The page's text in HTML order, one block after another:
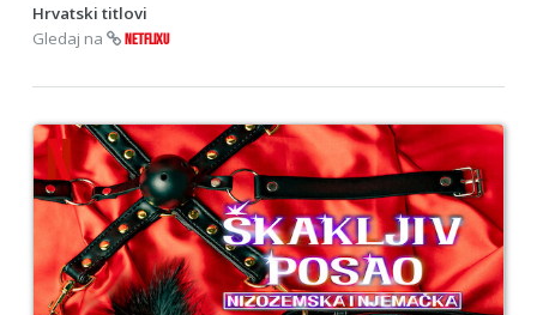
Hrvatski titlovi
Gledaj na
NETFLIXU